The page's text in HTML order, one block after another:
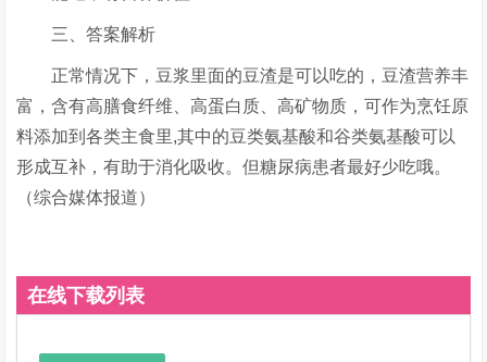
三、答案解析
正常情况下，豆浆里面的豆渣是可以吃的，豆渣营养丰
富，含有高膳食纤维、高蛋白质、高矿物质，可作为烹饪原
料添加到各类主食里,其中的豆类氨基酸和谷类氨基酸可以
形成互补，有助于消化吸收。但糖尿病患者最好少吃哦。
（综合媒体报道）
在线下载列表